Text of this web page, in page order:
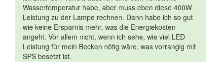
Wassertemperatur habe, aber muss eben diese 400W
Leistung zu der Lampe rechnen. Dann habe ich so gut
wie keine Ersparnis mehr, was die Energiekosten
angeht. Vor allem nicht, wenn ich sehe, wie viel LED
Leistung für mein Becken nötig wäre, was vorrangig mit
SPS besetzt ist.